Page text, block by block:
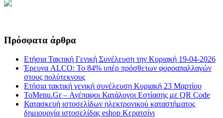
Πρόσφατα άρθρα
Ετήσια Τακτική Γενική Συνέλευση την Κυριακή 19-04-2026
Έρευνα ALCO: Το 84% υπέρ πρόσθετων φοροαπαλλαγών
στους πολύτεκνους
Ετήσια τακτική γενική συνέλευση Κυριακή 23 Μαρτίου
ToMenu.Gr – Ανέπαφοι Κατάλογοι Εστίασης με QR Code
Κατασκευή ιστοσελίδων ηλεκτρονικού καταστήματος
δημιουργία ιστοσελίδας eshop Κερατσίνι